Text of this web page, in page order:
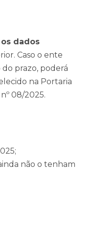
dados
Caso o ente
prazo, poderá
na Portaria
08/2025.
não o tenham